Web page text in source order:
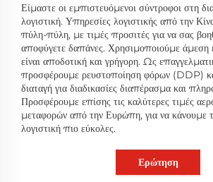
Είμαστε οι εμπιστευόμενοι σύντροφοι στη
λογιστική. Υπηρεσίες λογιστικής από την
πύλη-πύλη, με τιμές προσιτές για να σας
αποφύγετε δαπάνες. Χρησιμοποιούμε άμεση
είναι αποδοτική και γρήγορη. Ως
προσφέρουμε ρευστοποίηση φόρων (DDP)
διαταγή για διαδικασίες διαπέρασμα και
Προσφέρουμε επίσης τις καλύτερες τιμές
μεταφορών από την Ευρώπη, για να κάνουμε
λογιστική πιο εύκολες.
Ερώτηση